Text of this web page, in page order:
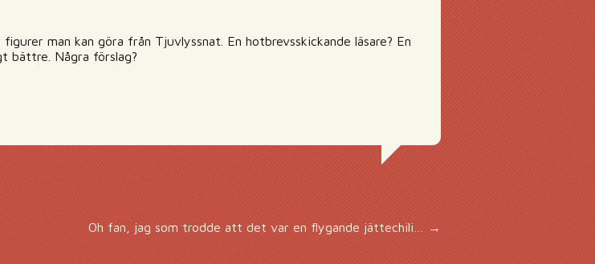
man kan göra från Tjuvlyssnat. En hotbrevsskickande läsare? En
bättre. Några förslag?
Oh fan, jag som trodde att det var en flygande jättechili… →